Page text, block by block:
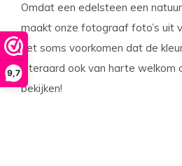
9,7
Omdat een edelsteen een
maakt onze fotograaf foto’s uit
het soms voorkomen dat de
uiteraard ook van harte welkom
bekijken!